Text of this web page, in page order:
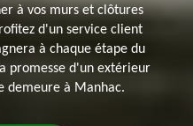
à vos murs et clôtures
d'un service client
à chaque étape du
promesse d'un extérieur
demeure à Manhac.